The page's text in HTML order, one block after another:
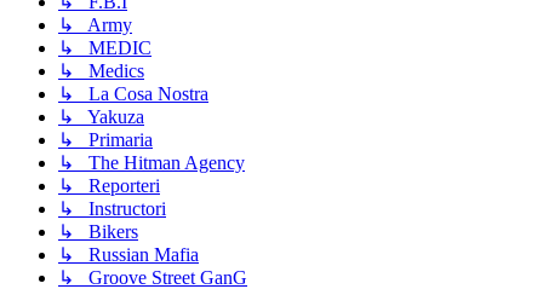
↳ Army
↳ MEDIC
↳ Medics
↳ La Cosa Nostra
↳ Yakuza
↳ Primaria
↳ The Hitman Agency
↳ Reporteri
↳ Instructori
↳ Bikers
↳ Russian Mafia
↳ Groove Street GanG